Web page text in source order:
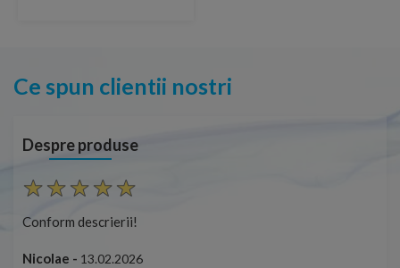
Ce spun clientii nostri
Despre produse
Conform descrierii!
Nicolae - 13.02.2026